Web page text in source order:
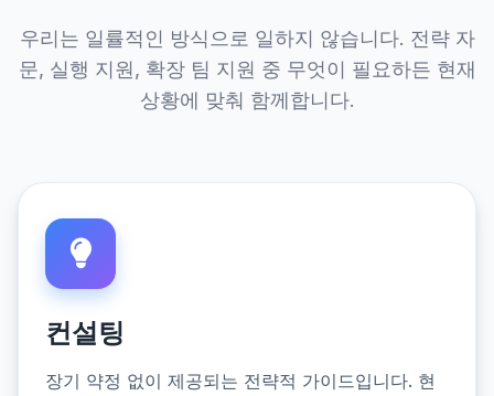
우리는 일률적인 방식으로 일하지 않습니다. 전략 자
문, 실행 지원, 확장 팀 지원 중 무엇이 필요하든 현재
상황에 맞춰 함께합니다.
컨설팅
장기 약정 없이 제공되는 전략적 가이드입니다. 현